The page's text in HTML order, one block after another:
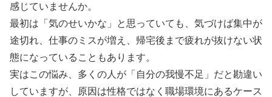
感じていませんか。
最初は「気のせいかな」と思っていても、気づけば集中が
途切れ、仕事のミスが増え、帰宅後まで疲れが抜けない状
態になっていることもあります。
実はこの悩み、多くの人が「自分の我慢不足」だと勘違い
していますが、原因は性格ではなく職場環境にあるケース